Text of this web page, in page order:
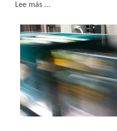
Lee más ...